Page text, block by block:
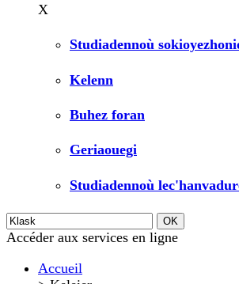
X
Studiadennoù
Kelenn
Buhez foran
Geriaouegi
Studiadennoù
Accéder aux services en ligne
Accueil